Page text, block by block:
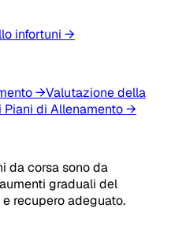
infortuni →
→Valutazione della
Piani di Allenamento→
da corsa sono da
graduali del
recupero adeguato.